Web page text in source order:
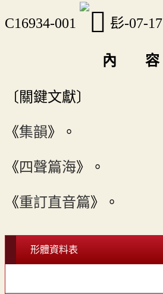
C16934-001 髟-07-17
內 容
〔關鍵文獻〕
《集韻》。
《四聲篇海》。
《重訂直音篇》。
形體資料表